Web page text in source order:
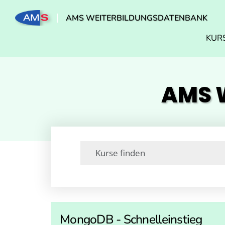
AMS WEITERBILDUNGSDATENBANK
AMS
MongoDB - Schnelleinstieg